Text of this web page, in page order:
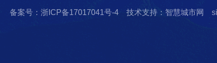
备案号：浙ICP备17017041号-4 技术支持：智慧城市网